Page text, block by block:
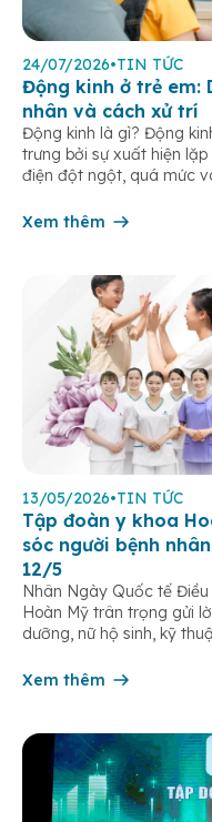
24/07/2026•TIN TỨC
Động kinh ở trẻ em:
nhân và cách xử trí
Động kinh là gì? Động
trưng bởi sự xuất hiện
điện đột ngột, quá mức
Xem thêm
13/05/2026•TIN TỨC
Tập đoàn y khoa
sóc người bệnh
12/5
Nhân Ngày Quốc tế
Hoàn Mỹ trân trọng gửi
dưỡng, nữ hộ sinh, kỹ
âm thầm đồng hành trên
Xem thêm